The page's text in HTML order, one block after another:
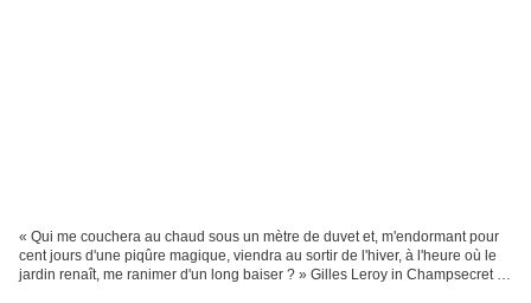
« Qui me couchera au chaud sous un mètre de duvet et, m'endormant pour
cent jours d'une piqûre magique, viendra au sortir de l'hiver, à l'heure où le
jardin renaît, me ranimer d'un long baiser ? » Gilles Leroy in Champsecret ,